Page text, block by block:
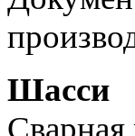
Шасси
Сварная